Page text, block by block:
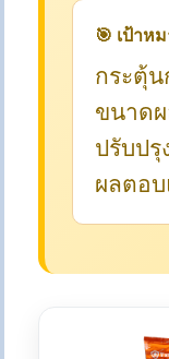
🎯 เป้าห
กระตุ้
ขนาด
ปรับป
ผลตอ